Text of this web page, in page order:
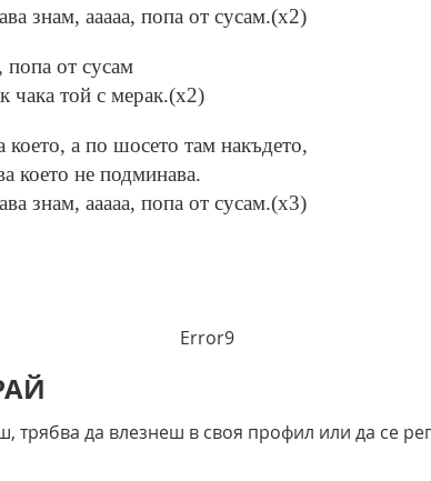
знам, ааааа, попа от сусам.(x2)
от сусам
чака той с мерак.(x2)
което, а по шосето там накъдето,
което не подминава.
знам, ааааа, попа от сусам.(x3)
Error9
трябва да влезнеш в своя профил или да се